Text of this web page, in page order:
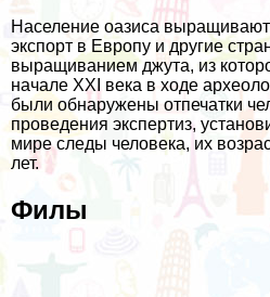
Население оазиса
экспорт в Европу и другие
выращиванием джута, из
начале XXI века в ходе
были обнаружены отпечатки
проведения экспертиз,
мире следы человека, их
лет.
Филы